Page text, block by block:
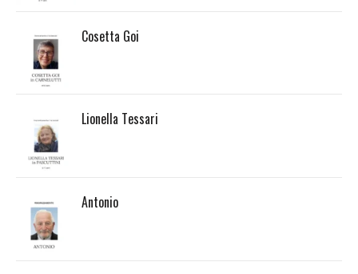
Cosetta Goi
Lionella Tessari
Antonio